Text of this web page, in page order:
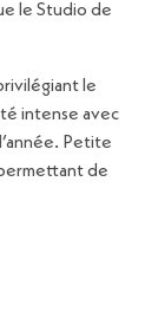
le Studio de
le
intense avec
Petite
de